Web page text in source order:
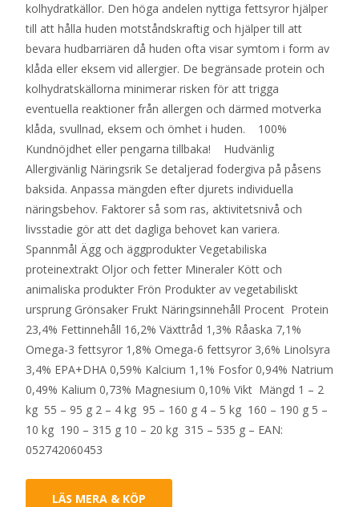
kolhydratkällor. Den höga andelen nyttiga fettsyror hjälper
till att hålla huden motståndskraftig och hjälper till att
bevara hudbarriären då huden ofta visar symtom i form av
klåda eller eksem vid allergier. De begränsade protein och
kolhydratskällorna minimerar risken för att trigga
eventuella reaktioner från allergen och därmed motverka
klåda, svullnad, eksem och ömhet i huden. 100%
Kundnöjdhet eller pengarna tillbaka! Hudvänlig
Allergivänlig Näringsrik Se detaljerad fodergiva på påsens
baksida. Anpassa mängden efter djurets individuella
näringsbehov. Faktorer så som ras, aktivitetsnivå och
livsstadie gör att det dagliga behovet kan variera.
Spannmål Ägg och äggprodukter Vegetabiliska
proteinextrakt Oljor och fetter Mineraler Kött och
animaliska produkter Frön Produkter av vegetabiliskt
ursprung Grönsaker Frukt Näringsinnehåll Procent Protein
23,4% Fettinnehåll 16,2% Växttråd 1,3% Råaska 7,1%
Omega-3 fettsyror 1,8% Omega-6 fettsyror 3,6% Linolsyra
3,4% EPA+DHA 0,59% Kalcium 1,1% Fosfor 0,94% Natrium
0,49% Kalium 0,73% Magnesium 0,10% Vikt Mängd 1 – 2
kg 55 – 95 g 2 – 4 kg 95 – 160 g 4 – 5 kg 160 – 190 g 5 –
10 kg 190 – 315 g 10 – 20 kg 315 – 535 g – EAN:
052742060453
LÄS MERA & KÖP